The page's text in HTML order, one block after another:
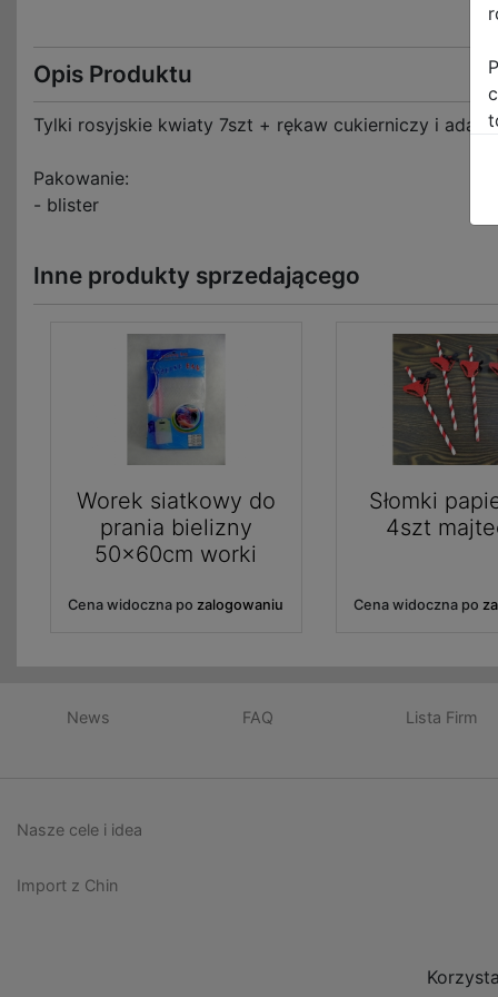
Opis Produktu
Tylki rosyjskie kwiaty 7szt + rękaw cukierniczy i
Pakowanie:
- blister
Inne produkty sprzedającego
Worek siatkowy do
prania bielizny
50x60cm worki
Cena widoczna po zalogowaniu
Słomki
4szt
Cena widoczna po
News FAQ Lista Firm
Nasze cele i idea
Import z Chin